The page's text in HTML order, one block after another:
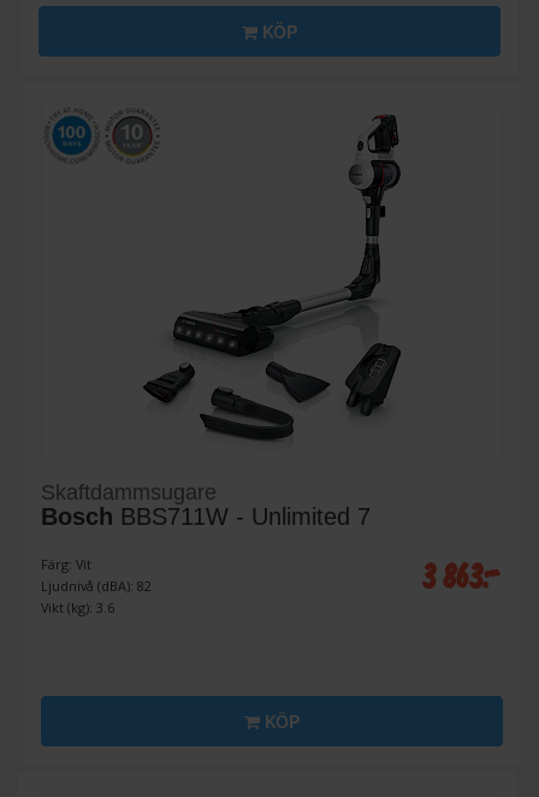
KÖP
Skaftdammsugare
Bosch BBS711W - Unlimited 7
Färg: Vit
Ljudnivå (dBA): 82
Vikt (kg): 3.6
3 863:-
KÖP